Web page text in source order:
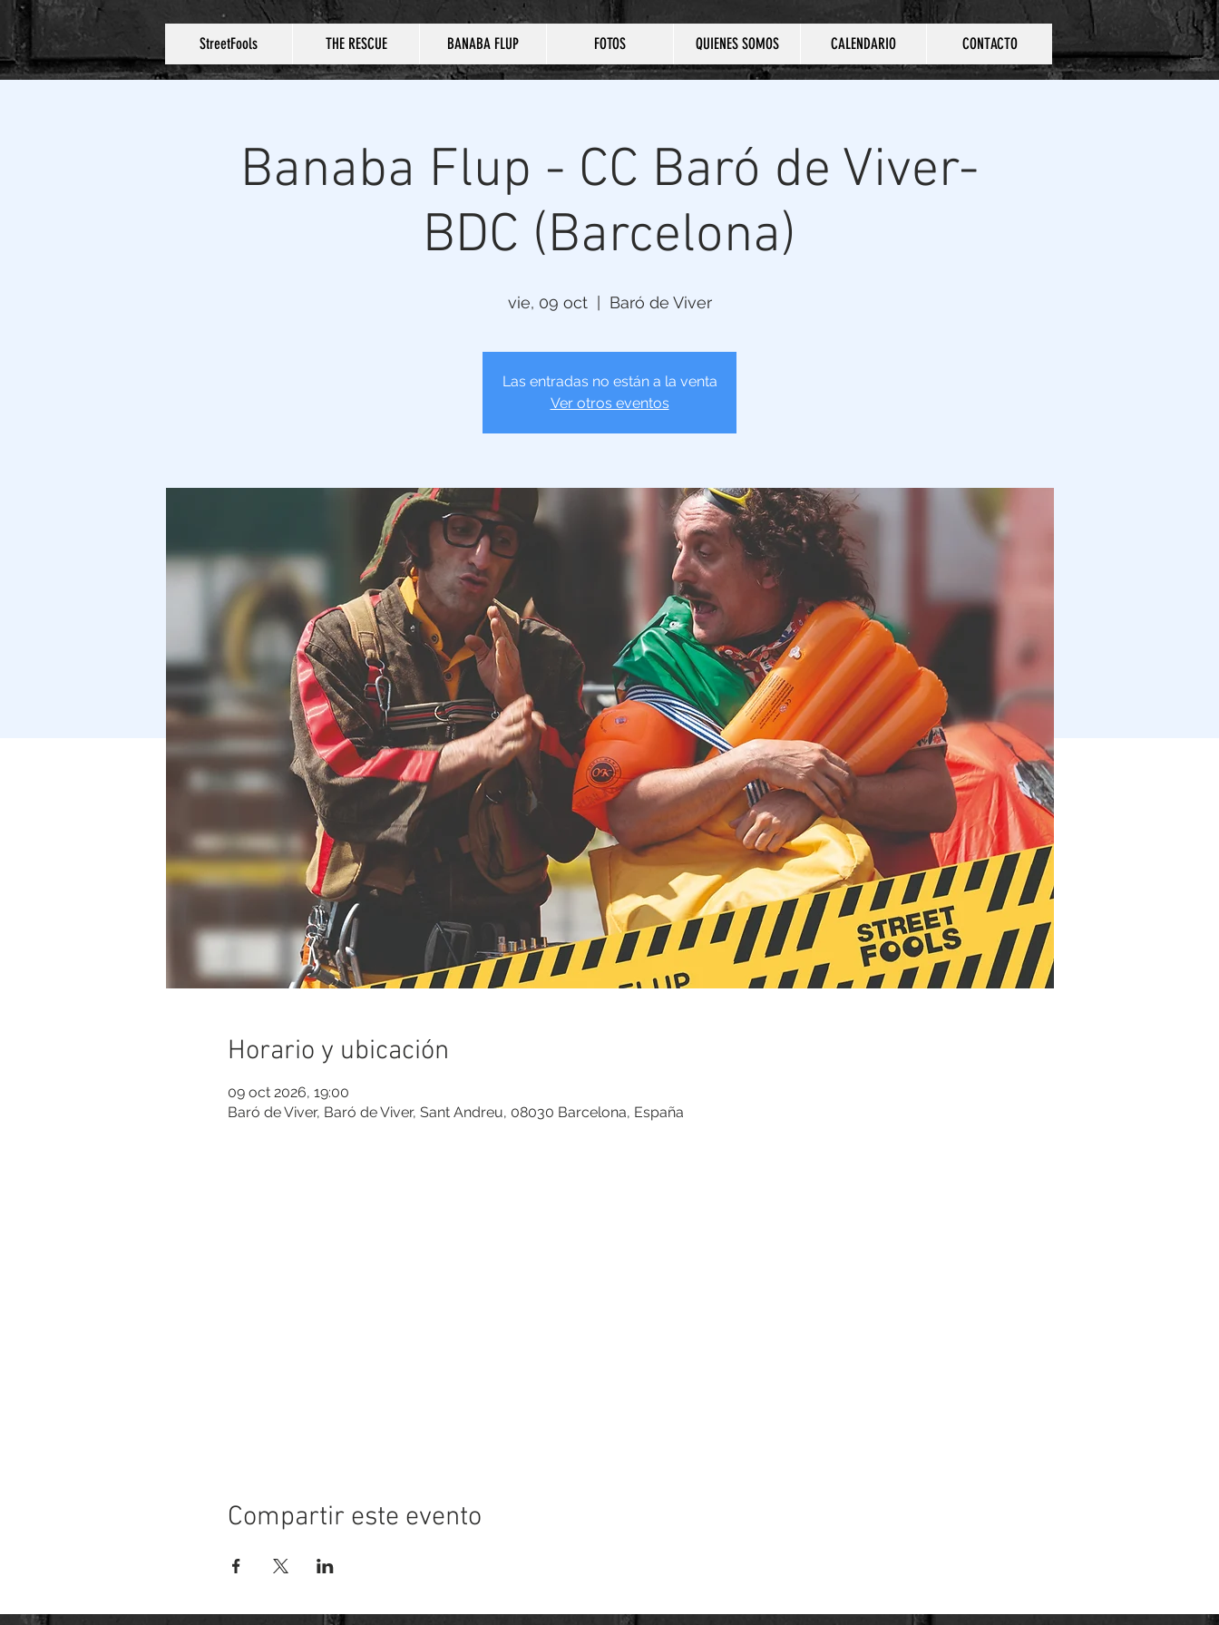
StreetFools THE RESCUE BANABA FLUP FOTOS QUIENES SOMOS CALENDARIO CONTACTO
Banaba Flup - CC Baró de Viver-
BDC (Barcelona)
vie, 09 oct
  |
Baró de Viver
Las entradas no están a la venta
Ver otros eventos
Horario y ubicación
09 oct 2026, 19:00
Baró de Viver, Baró de Viver, Sant Andreu, 08030 Barcelona, España
Compartir este evento